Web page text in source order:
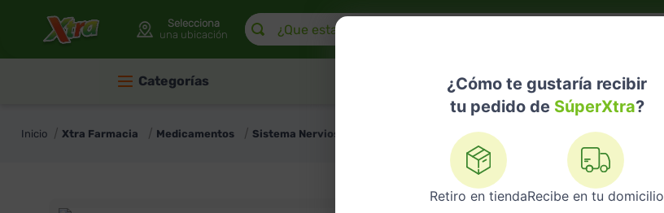
Selecciona
una ubicación
¿Cómo te gustaría recibir
tu pedido de SúperXtra?
Retiro en tiendaRecibe en tu domicilio
¿Que estas buscando?
Categorías Nuestras Marcas Telemedicina
Xtra Farmacia Medicamentos Sistema Nervioso - Insomnio Cedar 25Mg X Un